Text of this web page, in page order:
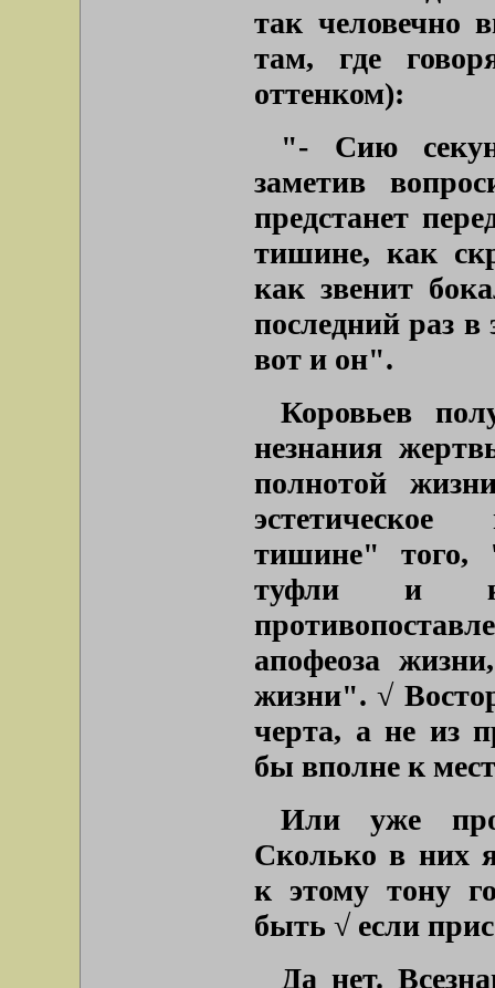
так человечно
там, где
оттенком):
"- Сию
заметив
предстанет
тишине, как
как звенит
последний раз
вот и он".
Коровьев
незнания
полнотой
тишине"того,
туфли и
апофеоза
жизни". √
черта, а не из
бы вполне к
Или уже
Сколько в них
к этому тону
быть √ если
Да нет.